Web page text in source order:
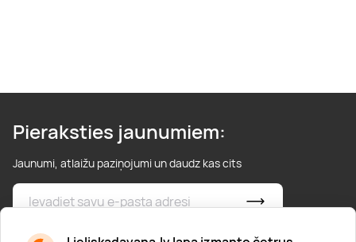
Pieraksties jaunumiem:
Jaunumi, atlaižu paziņojumi un daudz kas cits
* Esmu iepazinies/usies ar privātuma politiku